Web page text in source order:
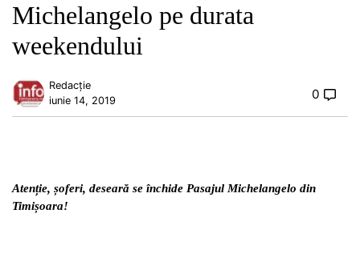
Michelangelo pe durata
weekendului
Redacție
iunie 14, 2019
0
Atenție, șoferi, deseară se închide Pasajul Michelangelo din
Timișoara!